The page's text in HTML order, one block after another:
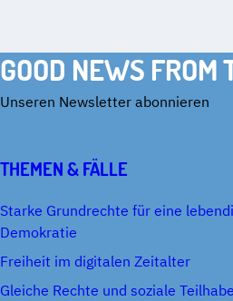
GOOD NEWS FROM
Unseren Newsletter abonnieren
THEMEN & FÄLLE
Starke Grundrechte für eine
Demokratie
Freiheit im digitalen Zeitalter
Gleiche Rechte und soziale Teilhabe